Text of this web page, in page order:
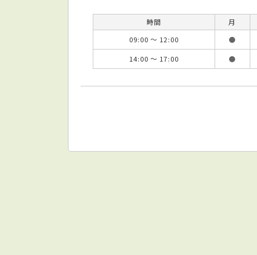
時間 月
09:00 ～ 12:00
●
14:00 ～ 17:00
●